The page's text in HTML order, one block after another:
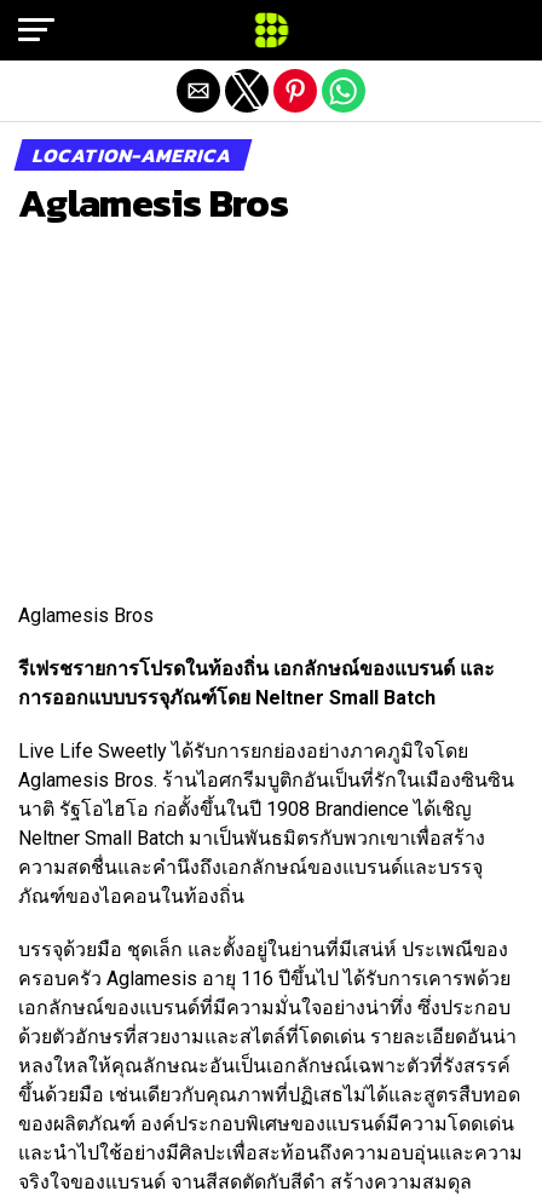
LOCATION-AMERICA
Aglamesis Bros
Aglamesis Bros
รีเฟรชรายการโปรดในท้องถิ่น เอกลักษณ์ของแบรนด์ และ
การออกแบบบรรจุภัณฑ์โดย Neltner Small Batch
Live Life Sweetly ได้รับการยกย่องอย่างภาคภูมิใจโดย
Aglamesis Bros. ร้านไอศกรีมบูติกอันเป็นที่รักในเมืองซินซิน
นาติ รัฐโอไฮโอ ก่อตั้งขึ้นในปี 1908 Brandience ได้เชิญ
Neltner Small Batch มาเป็นพันธมิตรกับพวกเขาเพื่อสร้าง
ความสดชื่นและคำนึงถึงเอกลักษณ์ของแบรนด์และบรรจุ
ภัณฑ์ของไอคอนในท้องถิ่น
บรรจุด้วยมือ ชุดเล็ก และตั้งอยู่ในย่านที่มีเสน่ห์ ประเพณีของ
ครอบครัว Aglamesis อายุ 116 ปีขึ้นไป ได้รับการเคารพด้วย
เอกลักษณ์ของแบรนด์ที่มีความมั่นใจอย่างน่าทึ่ง ซึ่งประกอบ
ด้วยตัวอักษรที่สวยงามและสไตล์ที่โดดเด่น รายละเอียดอันน่า
หลงใหลให้คุณลักษณะอันเป็นเอกลักษณ์เฉพาะตัวที่รังสรรค์
ขึ้นด้วยมือ เช่นเดียวกับคุณภาพที่ปฏิเสธไม่ได้และสูตรสืบทอด
ของผลิตภัณฑ์ องค์ประกอบพิเศษของแบรนด์มีความโดดเด่น
และนำไปใช้อย่างมีศิลปะเพื่อสะท้อนถึงความอบอุ่นและความ
จริงใจของแบรนด์ จานสีสดตัดกับสีดำ สร้างความสมดุล
Exit mobile version